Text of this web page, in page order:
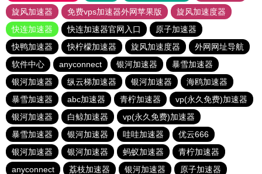
旋风加速器
免费vps加速器外网苹果版
旋风加速度器
快连加速器
快连加速器官网入口
原子加速器
快鸭加速器
快柠檬加速器 旋风加速度器
外网网址导航
软件中心
anyconnect 银河加速器
暴雪加速器
银河加速器
纵云梯加速器 银河加速器
海鸥加速器
暴雪加速器
abc加速器 青柠加速器
vp(永久免费)加速器
银河加速器
白鲸加速器
vp(永久免费)加速器
暴雪加速器
银河加速器 哇哇加速器
优云666
银河加速器
银河加速器 蚂蚁加速器
青柠加速器
anyconnect
荔枝加速器 银河加速器 原子加速器